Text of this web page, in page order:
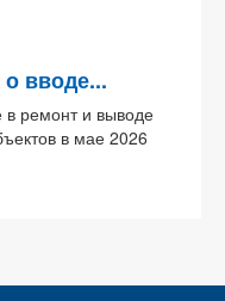
вводе...
ремонт и выводе
в мае 2026